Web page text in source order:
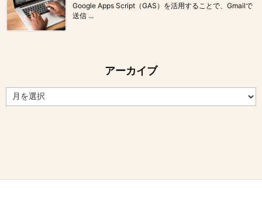
Google Apps Script（GAS）を活用することで、Gmailで
送信 ...
アーカイブ
ー